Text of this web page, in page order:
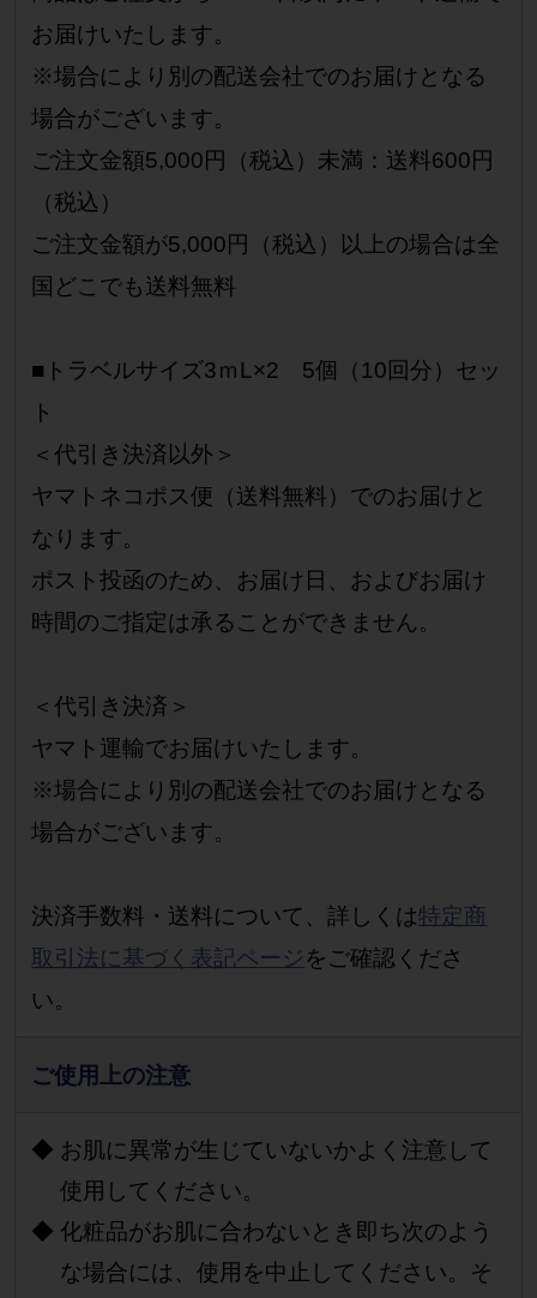
お届けいたします。
※場合により別の配送会社でのお届けとなる
場合がございます。
ご注文金額5,000円（税込）未満：送料600円
（税込）
ご注文金額が5,000円（税込）以上の場合は全
国どこでも送料無料
■トラベルサイズ3ｍL×2 5個（10回分）セッ
ト
＜代引き決済以外＞
ヤマトネコポス便（送料無料）でのお届けと
なります。
ポスト投函のため、お届け日、およびお届け
時間のご指定は承ることができません。
＜代引き決済＞
ヤマト運輸でお届けいたします。
※場合により別の配送会社でのお届けとなる
場合がございます。
決済手数料・送料について、詳しくは特定商
取引法に基づく表記ページをご確認くださ
い。
ご使用上の注意
お肌に異常が生じていないかよく注意して
使用してください。
化粧品がお肌に合わないとき即ち次のよう
な場合には、使用を中止してください。そ